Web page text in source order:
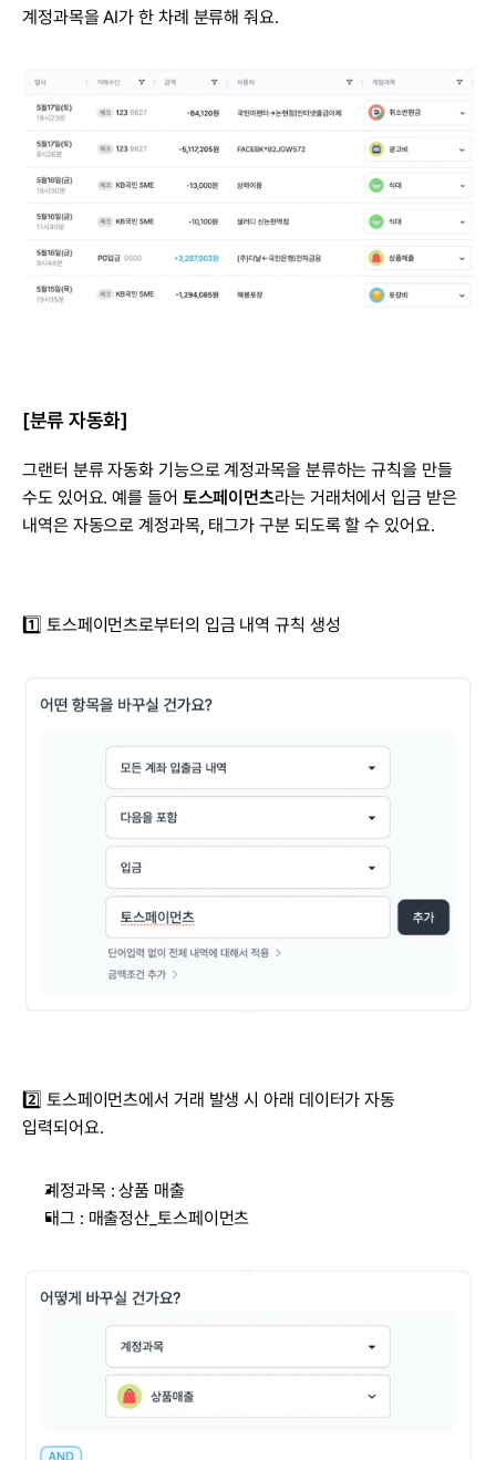
계정과목을 AI가 한 차례 분류해 줘요.
[분류 자동화]
그랜터 분류 자동화 기능으로 계정과목을 분류하는 규칙을 만들
수도 있어요. 예를 들어 토스페이먼츠라는 거래처에서 입금 받은
내역은 자동으로 계정과목, 태그가 구분 되도록 할 수 있어요.
1️⃣ 토스페이먼츠로부터의 입금 내역 규칙 생성
2️⃣ 토스페이먼츠에서 거래 발생 시 아래 데이터가 자동
입력되어요.
계정과목 : 상품 매출
태그 : 매출정산_토스페이먼츠